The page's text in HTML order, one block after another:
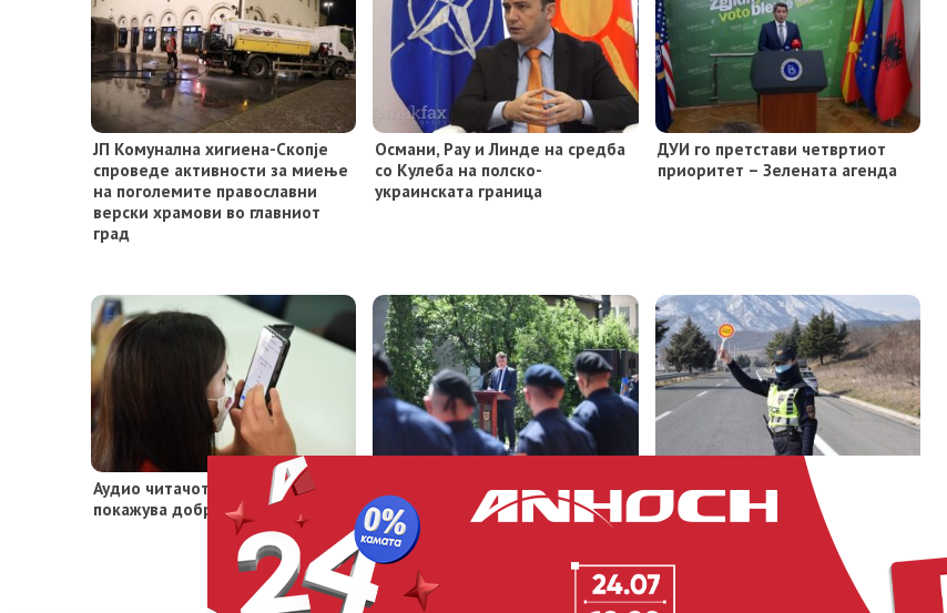
ЈП Комунална хигиена-Скопје
спроведе активности за миење
на поголемите православни
верски храмови во главниот
град
Османи, Рау и Линде на средба
со Кулеба на полско-
украинската граница
ДУИ го претстави четвртиот
приоритет – Зелената агенда
Аудио читачот за слепи лица
покажува добри резултати
(Видео) Шилегов:
Пожарникарите се гордост на
Скопје, наскоро ќе добијат
најсовремена противпожарна
скала
(Видео) За еден ден казнети
325 возачи за брзо возење